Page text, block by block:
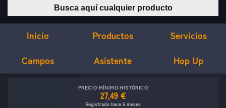
Buscar productos
Inicio Productos Servicios
Campos Asistente Hop Up
PRECIO MÍNIMO HISTÓRICO
27,49 €
Registrado hace 6 meses